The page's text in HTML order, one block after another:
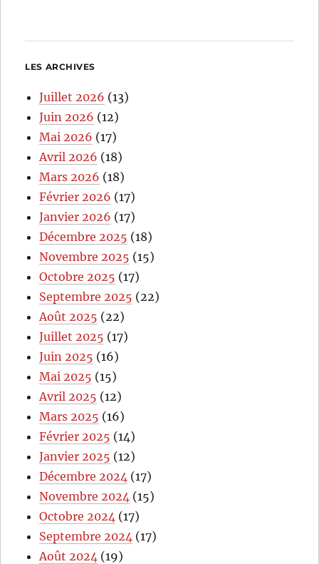
LES ARCHIVES
Juillet 2026 (13)
Juin 2026 (12)
Mai 2026 (17)
Avril 2026 (18)
Mars 2026 (18)
Février 2026 (17)
Janvier 2026 (17)
Décembre 2025 (18)
Novembre 2025 (15)
Octobre 2025 (17)
Septembre 2025 (22)
Août 2025 (22)
Juillet 2025 (17)
Juin 2025 (16)
Mai 2025 (15)
Avril 2025 (12)
Mars 2025 (16)
Février 2025 (14)
Janvier 2025 (12)
Décembre 2024 (17)
Novembre 2024 (15)
Octobre 2024 (17)
Septembre 2024 (17)
Août 2024 (19)